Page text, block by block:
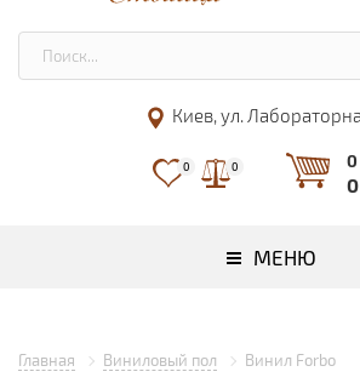
Киев, ул.
0 0 0
МЕНЮ
Главная Виниловый пол Винил Forbo